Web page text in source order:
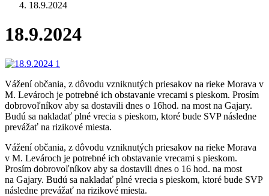
18.9.2024
18.9.2024
Vážení občania, z dôvodu vzniknutých priesakov na rieke Morava v
M. Levároch je potrebné ich obstavanie vrecami s pieskom. Prosím
dobrovoľníkov aby sa dostavili dnes o 16hod. na most na Gajary.
Budú sa nakladať plné vrecia s pieskom, ktoré bude SVP následne
prevážať na rizikové miesta.
Vážení občania, z dôvodu vzniknutých priesakov na rieke Morava
v M. Levároch je potrebné ich obstavanie vrecami s pieskom.
Prosím dobrovoľníkov aby sa dostavili dnes o 16 hod. na most
na Gajary. Budú sa nakladať plné vrecia s pieskom, ktoré bude SVP
následne prevážať na rizikové miesta.